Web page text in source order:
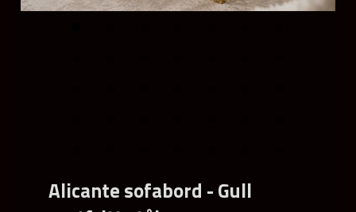
Alicante sofabord - Gull